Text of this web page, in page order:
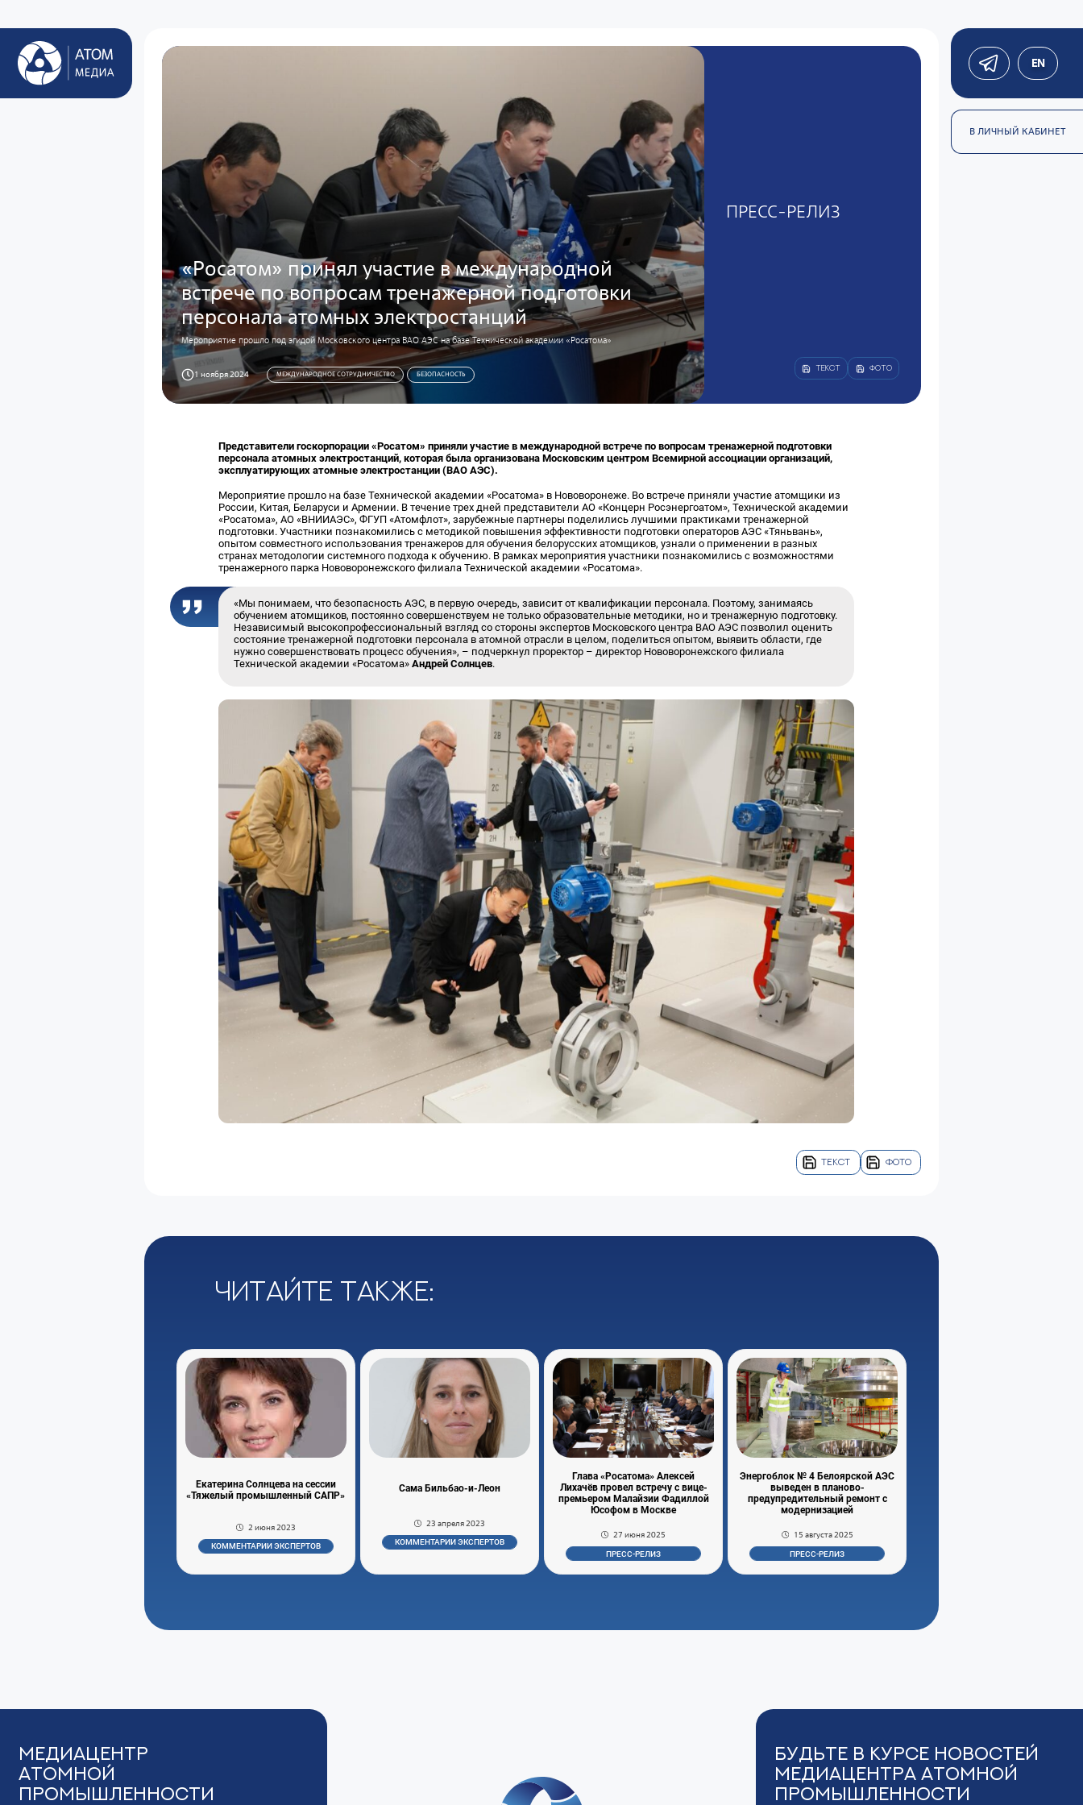
EN
В ЛИЧНЫЙ КАБИНЕТ
«Росатом» принял участие в международной
встрече по вопросам тренажерной подготовки
персонала атомных электростанций
Мероприятие прошло под эгидой Московского центра ВАО АЭС на базе Технической академии «Росатома»
1 ноября 2024 МЕЖДУНАРОДНОЕ СОТРУДНИЧЕСТВО БЕЗОПАСНОСТЬ
ПРЕСС-РЕЛИЗ
ТЕКСТ ФОТО
Представители госкорпорации «Росатом» приняли участие в международной встрече по вопросам тренажерной подготовки
персонала атомных электростанций, которая была организована Московским центром Всемирной ассоциации организаций,
эксплуатирующих атомные электростанции (ВАО АЭС).
Мероприятие прошло на базе Технической академии «Росатома» в Нововоронеже. Во встрече приняли участие атомщики из
России, Китая, Беларуси и Армении. В течение трех дней представители АО «Концерн Росэнергоатом», Технической академии
«Росатома», АО «ВНИИАЭС», ФГУП «Атомфлот», зарубежные партнеры поделились лучшими практиками тренажерной
подготовки. Участники познакомились с методикой повышения эффективности подготовки операторов АЭС «Тяньвань»,
опытом совместного использования тренажеров для обучения белорусских атомщиков, узнали о применении в разных
странах методологии системного подхода к обучению. В рамках мероприятия участники познакомились с возможностями
тренажерного парка Нововоронежского филиала Технической академии «Росатома».
«Мы понимаем, что безопасность АЭС, в первую очередь, зависит от квалификации персонала. Поэтому, занимаясь
обучением атомщиков, постоянно совершенствуем не только образовательные методики, но и тренажерную подготовку.
Независимый высокопрофессиональный взгляд со стороны экспертов Московского центра ВАО АЭС позволил оценить
состояние тренажерной подготовки персонала в атомной отрасли в целом, поделиться опытом, выявить области, где
нужно совершенствовать процесс обучения», – подчеркнул проректор – директор Нововоронежского филиала
Технической академии «Росатома»Андрей Солнцев.
ТЕКСТ ФОТО
Читайте также:
Екатерина Солнцева на сессии
«Тяжелый промышленный САПР»
2 июня 2023
КОММЕНТАРИИ ЭКСПЕРТОВ
Сама Бильбао-и-Леон
23 апреля 2023
КОММЕНТАРИИ ЭКСПЕРТОВ
Глава «Росатома» Алексей
Лихачёв провел встречу с вице-
премьером Малайзии Фадиллой
Юсофом в Москве
27 июня 2025
ПРЕСС-РЕЛИЗ
Энергоблок № 4 Белоярской АЭС
выведен в планово-
предупредительный ремонт с
модернизацией
15 августа 2025
ПРЕСС-РЕЛИЗ
Медиацентр
Атомной
Промышленности
Будьте в курсе новостей
Медиацентра Атомной
Промышленности